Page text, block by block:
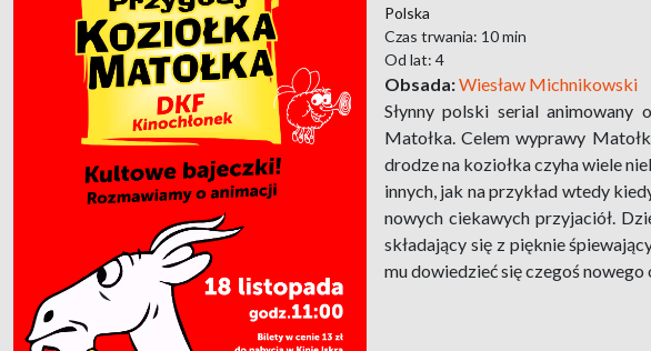
Polska
Czas trwania: 10 min
Od lat: 4
Obsada:Wiesław Michnikowski
Słynny polski serial animowany
Matołka. Celem wyprawy
drodze na koziołka czyha wiele
innych, jak na przykład wtedy
nowych ciekawych przyjaciół.
składający się z pięknie
mu dowiedzieć się czegoś nowego